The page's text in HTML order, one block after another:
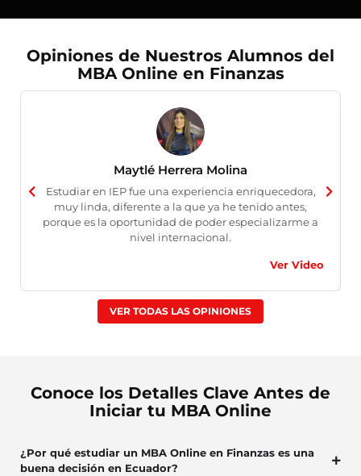
Opiniones de Nuestros Alumnos del
MBA Online en Finanzas
Maytlé Herrera Molina
Estudiar en IEP fue una experiencia enriquecedora,
muy linda, diferente a la que ya he tenido antes,
porque es la oportunidad de poder especializarme a
nivel internacional.
Ver Video
VER TODAS LAS OPINIONES
Conoce los Detalles Clave Antes de
Iniciar tu MBA Online
¿Por qué estudiar un MBA Online en Finanzas es una
buena decisión en Ecuador?